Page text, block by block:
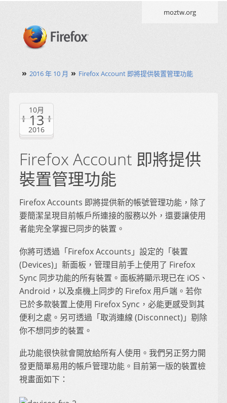
moztw.org
» 2016 年 10 月 » Firefox Account 即將提供裝置管理功能
10月
13
2016
Firefox Account 即將提供
裝置管理功能
Firefox Accounts 即將提供新的帳號管理功能，除了
要簡潔呈現目前帳戶所連接的服務以外，還要讓使用
者能完全掌握已同步的裝置。
你將可透過「Firefox Accounts」設定的「裝置
(Devices)」新面板，管理目前手上使用了 Firefox
Sync 同步功能的所有裝置。面板將顯示現已在 iOS、
Android，以及桌機上同步的 Firefox 用戶端。若你
已於多款裝置上使用 Firefox Sync，必能更感受到其
便利之處。另可透過「取消連線 (Disconnect)」剔除
你不想同步的裝置。
此功能很快就會開放給所有人使用。我們另正努力開
發更簡單易用的帳戶管理功能。目前第一版的裝置檢
視畫面如下：